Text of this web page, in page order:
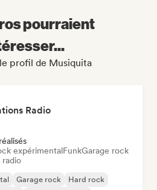
pourraient
profil de Musiquita
Radio
expérimentalFunkGarage rock
radio
Garage rock
Hard rock